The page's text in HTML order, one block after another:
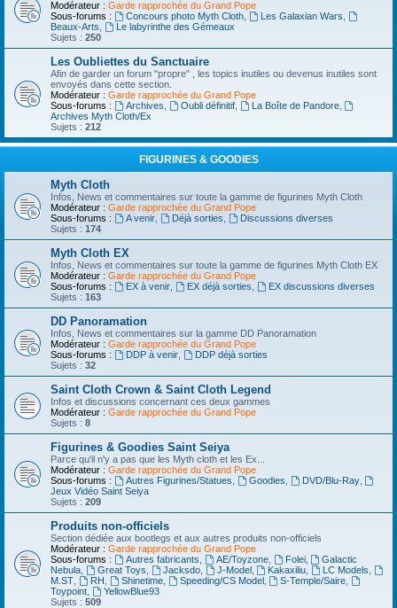
Modérateur : Garde rapprochée du Grand Pope
Sous-forums :
Concours photo Myth Cloth, Les Galaxian Wars
Beaux-Arts
Le labyrinthe des Gémeaux
Sujets : 250
Les Oubliettes du Sanctuaire
Afin de garder un forum "propre" , les topics inutiles ou devenus inutiles sont
envoyés dans cette section.
Modérateur : Garde rapprochée du Grand Pope
Sous-forums :
Archives Oubli définitif, La Boîte de Pandore,
Archives Myth Cloth/Ex
Sujets : 212
FIGURINES & GOODIES
Myth Cloth
Infos, News et commentaires sur toute la gamme de figurines Myth Cloth
Modérateur : Garde rapprochée du Grand Pope
Sous-forums :
A venir, Déjà sorties
Discussions diverses
Sujets : 174
Myth Cloth EX
Infos, News et commentaires sur toute la gamme de figurines Myth Cloth EX
Modérateur : Garde rapprochée du Grand Pope
Sous-forums :
EX à venir, EX déjà sorties
EX discussions diverses
Sujets : 163
DD Panoramation
Infos, News et commentaires sur la gamme DD Panoramation
Modérateur : Garde rapprochée du Grand Pope
Sous-forums :
DDP à venir,
DDP déjà sorties
Sujets : 32
Saint Cloth Crown & Saint Cloth Legend
Infos et discussions concernant ces deux gammes
Modérateur : Garde rapprochée du Grand Pope
Sujets : 8
Figurines & Goodies Saint Seiya
Parce qu'il n'y a pas que les Myth cloth et les Ex...
Modérateur : Garde rapprochée du Grand Pope
Sous-forums :
Autres Figurines/Statues Goodies DVD/Blu-Ray,
Jeux Vidéo Saint Seiya
Sujets : 209
Produits non-officiels
Section dédiée aux bootlegs et aux autres produits non-officiels
Modérateur : Garde rapprochée du Grand Pope
Sous-forums :
Autres fabricants AE/Toyzone, Folei,
Galactic
Nebula
Great Toys Jacksdo, J-Model, Kakaxiliu LC Models
M.ST
RH Shinetime, Speeding/CS Model, S-Temple/Saire
Toypoint
YellowBlue93
Sujets : 509